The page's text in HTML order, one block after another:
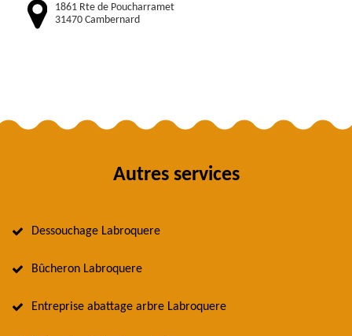
1861 Rte de Poucharramet
31470 Cambernard
Autres services
Dessouchage Labroquere
Bûcheron Labroquere
Entreprise abattage arbre Labroquere